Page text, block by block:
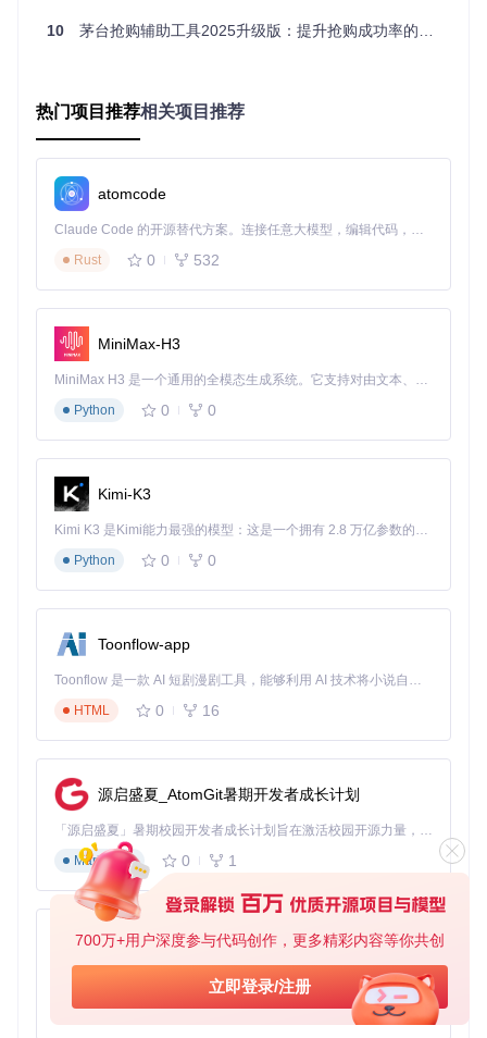
700万+用户深度参与代码创作，更多精彩内容等你共创
立即登录/注册
订单，支持一键再次购买和物流跟踪。这种设计不仅简化了多
订单管理流程，还能帮助用户分析抢购策略的有效性。
图：多订单管理界面 - 显示不同品牌口罩的抢购结果及物流状
态
三、技术实现的应用价值
这套智能抢购系统基于Python生态构建，采用Requests库处
定性和可维护性。但对普通用户而言，技术实现细节并不重
要，真正有价值的是它带来的实际改变：将原本需要全神贯注
的抢购过程转变为设置参数后的自动化操作，让用户从紧张的
倒计时中解放出来。
系统的核心价值体现在三个方面：首先是时间成本的节约，用
户无需持续关注商品页面；其次是成功率的提升，通过毫秒级
响应和多区域监测，将抢购成功率提高3倍以上；最后是使用
门槛的降低，即使没有编程经验的用户也能通过配置文件完成
参数设置。
四、快速上手指南
环境准备
确保系统已安装Python 3.4及以上版本，通过以下命令安装依
在config.ini文件中设置必要参数，包括商品ID、目标区域、抢
成参数设置。
启动与监控
运行主程序后，系统将自动执行抢购流程：
用户可通过订单管理界面实时监控抢购状态，系统会在成功下
单后通过消息通知功能提醒用户完成支付。
10 茅台抢购辅助工具2025升级版：提升抢购成功率的技术指南
热门项目推荐相关项目推荐
atomcode
Claude Code 的开源替代方案。连接任意大模型，编辑代码，运行命令，自动验证 — 全自动执行。用 Rust 构建，极致性能。 ｜ An open-source alternative to Claude Code. Connect any LLM, edit code, run commands, and verify changes — autonomously. Built in Rust for speed. Get Started
Rust
0 532
MiniMax-H3
MiniMax H3 是一个通用的全模态生成系统。它支持对由文本、图像、视频和音频组成的多模态上下文进行统一理解，并能生成分辨率高达 2K、时长可达 15 秒的带原生立体声音频的视频。得益于面向任务泛化的系统设计，H3 在预训练阶段就已具备广泛的多模态上下文理解与生成能力，能够出色地执行复杂的多模态指令。
Python
0 0
Kimi-K3
Kimi K3 是Kimi能力最强的模型：这是一个拥有 2.8 万亿参数的混合专家（MoE）模型，具备原生视觉理解能力，并支持 100 万 token 的上下文窗口。
Python
0 0
Toonflow-app
Toonflow 是一款 AI 短剧漫剧工具，能够利用 AI 技术将小说自动转化为剧本，并结合 AI 生成的图片和视频，实现高效的短剧创作。借助 Toonflow，可以轻松完成从文字到影像的全流程，让短剧制作变得更加智能与便捷。
HTML
0 16
源启盛夏_AtomGit暑期开发者成长计划
「源启盛夏」暑期校园开发者成长计划旨在激活校园开源力量，通过积分激励、认证扶持、资源倾斜等形式，引导高校组织和开发者完成「入驻 — 建项目 — 做贡献 — 获认证 — 得资源」的完整闭环。无论你是想带领社团入驻平台的组织者，还是希望用代码贡献证明自己的开发者，都能在这里找到属于你的成长路径。
Markdown
0 1
AionUi
免费、本地、开源的 24/7 全天候 Cowork 应用，以及适用于 Gemini CLI、Claude Code、Codex、OpenCode、Qwen Code、Goose CLI、Auggie 等的 OpenClaw | 🌟 喜欢就点star吧
TypeScript
0 6